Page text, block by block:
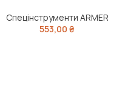
Спецінструменти ARMER
553,00 ₴